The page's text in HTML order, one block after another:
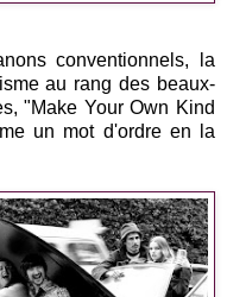
conventionnels, la
au rang des beaux-
"Make Your Own Kind
un mot d'ordre en la